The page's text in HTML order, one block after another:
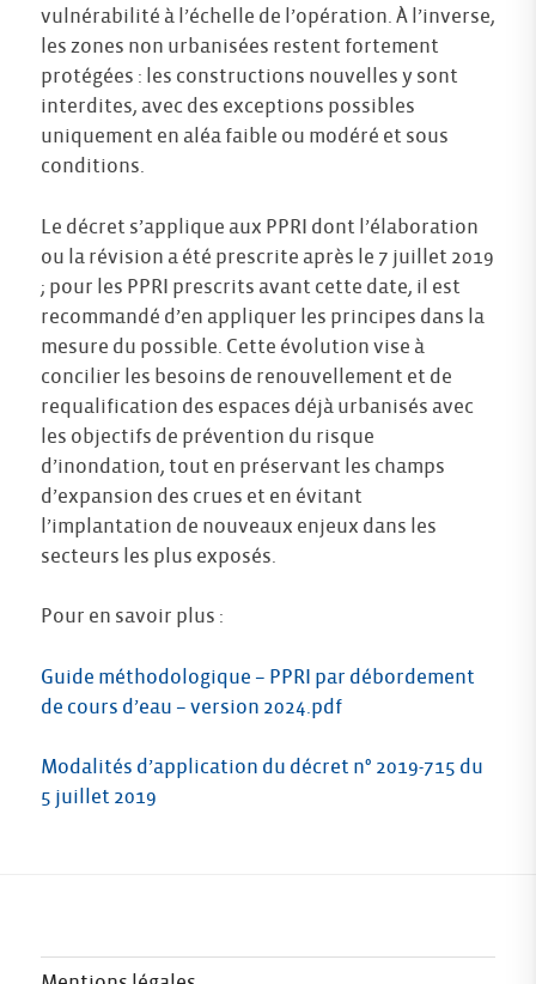
vulnérabilité à l’échelle de l’opération. À l’inverse,
les zones non urbanisées restent fortement
protégées : les constructions nouvelles y sont
interdites, avec des exceptions possibles
uniquement en aléa faible ou modéré et sous
conditions.
Le décret s’applique aux PPRI dont l’élaboration
ou la révision a été prescrite après le 7 juillet 2019
; pour les PPRI prescrits avant cette date, il est
recommandé d’en appliquer les principes dans la
mesure du possible. Cette évolution vise à
concilier les besoins de renouvellement et de
requalification des espaces déjà urbanisés avec
les objectifs de prévention du risque
d’inondation, tout en préservant les champs
d’expansion des crues et en évitant
l’implantation de nouveaux enjeux dans les
secteurs les plus exposés.
Pour en savoir plus :
Guide méthodologique – PPRI par débordement
de cours d’eau – version 2024.pdf
Modalités d’application du décret n° 2019-715 du
5 juillet 2019